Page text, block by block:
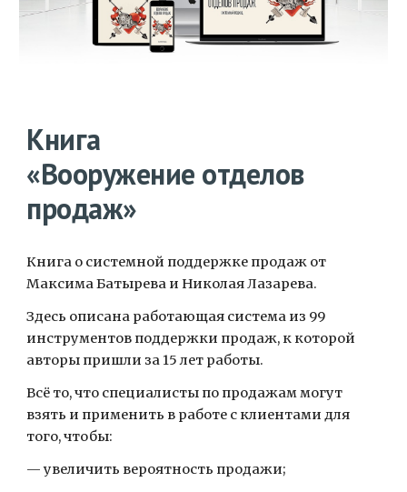
Книга
«Вооружение отделов
продаж»
Книга о системной поддержке продаж от
Максима Батырева и Николая Лазарева.
Здесь описана работающая система из 99
инструментов поддержки продаж, к которой
авторы пришли за 15 лет работы.
Всё то, что специалисты по продажам могут
взять и применить в работе с клиентами для
того, чтобы:
— увеличить вероятность продажи;